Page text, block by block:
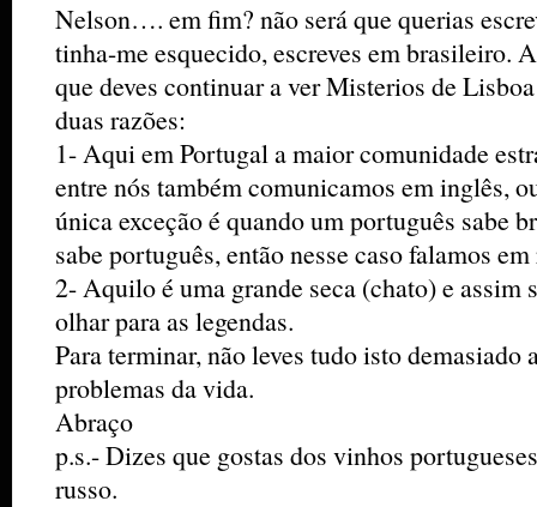
Nelson…. em fim? não será que querias
tinha-me esquecido, escreves em brasileiro.
que deves continuar a ver Misterios de
duas razões:
1- Aqui em Portugal a maior comunidade
entre nós também comunicamos em inglês,
única exceção é quando um português sabe
sabe português, então nesse caso falamos
2- Aquilo é uma grande seca (chato) e assim
olhar para as legendas.
Para terminar, não leves tudo isto demasiado
problemas da vida.
Abraço
p.s.- Dizes que gostas dos vinhos
russo.